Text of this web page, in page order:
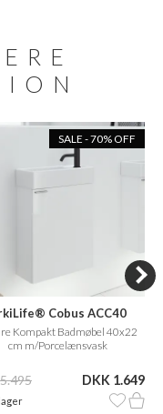
SALE - 70% OFF
Cobus ACC40
Kompakt Badmøbel 40x22
cm m/Porcelænsvask
DKK 1.649